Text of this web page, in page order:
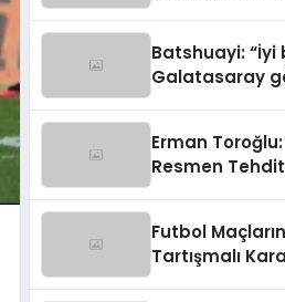
Batshuayi: “İyi
Galatasaray
Erman
Resmen
Futbol
Tartışmalı